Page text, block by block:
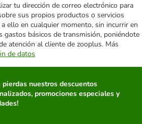
tu dirección de correo electrónico para
sus propios productos o servicios
ello en cualquier momento, sin incurrir en
gastos básicos de transmisión, poniéndote
atención al cliente de zooplus. Más
de datos
pierdas nuestros descuentos
promociones especiales y